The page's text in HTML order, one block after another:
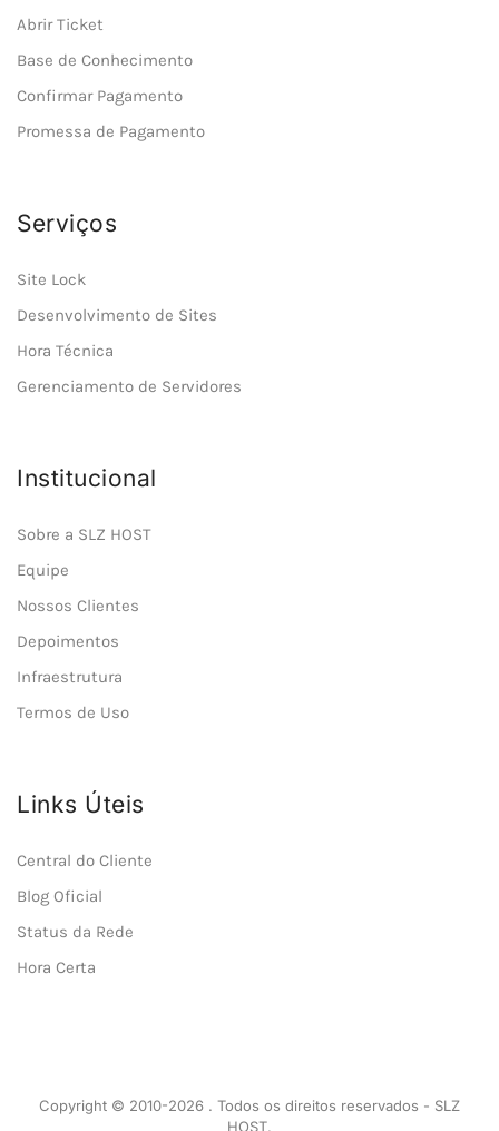
Abrir Ticket
Base de Conhecimento
Confirmar Pagamento
Promessa de Pagamento
Serviços
Site Lock
Desenvolvimento de Sites
Hora Técnica
Gerenciamento de Servidores
Institucional
Sobre a SLZ HOST
Equipe
Nossos Clientes
Depoimentos
Infraestrutura
Termos de Uso
Links Úteis
Central do Cliente
Blog Oficial
Status da Rede
Hora Certa
Copyright © 2010-2026 . Todos os direitos reservados - SLZ
HOST.